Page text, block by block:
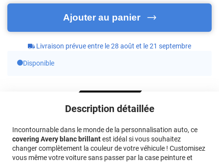
Ajouter au panier
Livraison prévue entre le 28 août et le 21 septembre
Disponible
Description détaillée
Incontournable dans le monde de la personnalisation auto, ce
covering Avery blanc brillantest idéal si vous souhaitez
changer complètement la couleur de votre véhicule ! Customisez
vous même votre voiture sans passer par la case peinture et